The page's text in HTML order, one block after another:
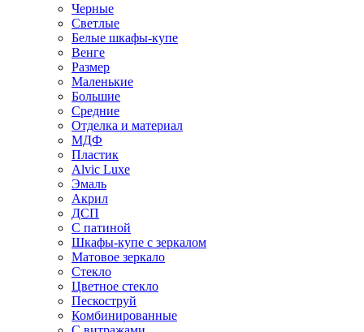
Черные
Светлые
Белые шкафы-купе
Венге
Размер
Маленькие
Большие
Средние
Отделка и материал
МДФ
Пластик
Alvic Luxe
Эмаль
Акрил
ДСП
С патиной
Шкафы-купе с зеркалом
Матовое зеркало
Стекло
Цветное стекло
Пескоструй
Комбинированные